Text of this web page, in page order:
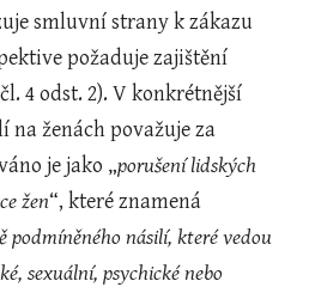
smluvní strany k zákazu
požaduje zajištění
4 odst. 2). V konkrétnější
na ženách považuje za
je jako „porušení lidských
žen“, které znamená
podmíněného násilí, které vedou
sexuální, psychické nebo